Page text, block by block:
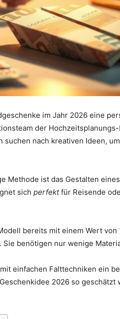
um
im Jahr 2026 eine
der
suchen nach kreativen Ideen,
Methode ist das Gestalten
sich perfektfür Reisende
bereits mit einem Wert von
benötigen nur wenige
einfachen Falttechniken ein
2026 so geschätzt